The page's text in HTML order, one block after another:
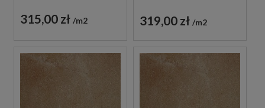
BETONOWE
315,00 zł m2
BETONOWE
GRESOWE
319,00 zł m2